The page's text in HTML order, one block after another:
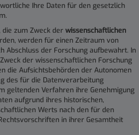
Ihre Daten für den gesetzlich
die zum Zweck der wissenschaftlichen
werden für einen Zeitraum von
Abschluss der Forschung aufbewahrt. In
der wissenschaftlichen Forschung
die Aufsichtsbehörden der Autonomen
des für die Datenverarbeitung
geltenden Verfahren ihre Genehmigung
aufgrund ihres historischen,
Werts nach den für den
in ihrer Gesamtheit